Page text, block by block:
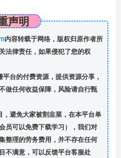
声明
内容转载于网络，版权归原作者所
法律责任，如果侵犯了您的权
台的付费资源，提供资源分享，
做任何收益保障，风险请自行甄
避免大家被割韭菜，在本平台单
员可以免费下载学习），我们对
整理的劳务费用，并不存在任何
不满意，可以反馈平台客服处